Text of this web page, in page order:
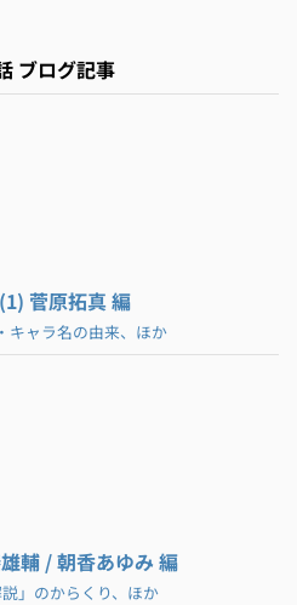
ブログ記事
菅原拓真 編
キャラ名の由来、ほか
輔 / 朝香あゆみ 編
説」のからくり、ほか